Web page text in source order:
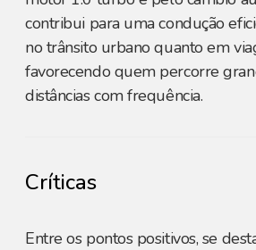
contribui para uma condução
no trânsito urbano quanto em
favorecendo quem percorre
distâncias com frequência.
Críticas
Entre os pontos positivos, se